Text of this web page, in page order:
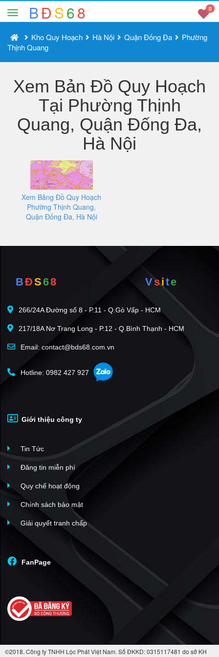
BĐS68 0
Kho Quy Hoạch Hà Nội Quận Đống Đa
Phường
Thịnh Quang
Xem Bản Đồ Quy Hoạch
Tại Phường Thịnh
Quang, Quận Đống Đa,
Hà Nội
Xem Bảng Đồ Quy Hoạch
Phường Thịnh Quang,
Quận Đống Đa, Hà Nội
BĐS68 Vsite
266/24A Đường số 8 - P.11 - Q.Gò Vấp - HCM
217/18A Nơ Trang Long - P.12 - Q.Bình Thạnh - HCM
Email: contact@bds68.com.vn
Hotline: 0982 427 927
Giới thiệu công ty
Tin Tức
Đăng tin miễn phí
Quy chế hoạt động
Chính sách bảo mật
Giải quyết tranh chấp
FanPage
©2018. Công ty TNHH Lộc Phát Việt Nam. Số ĐKKD: 0315117481 do sở KH